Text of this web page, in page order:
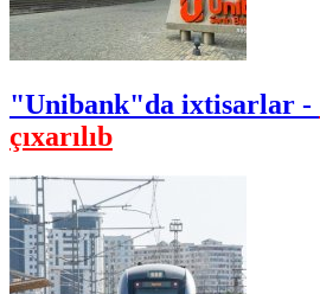
"Unibank"da ixtisarlar -
çıxarılıb